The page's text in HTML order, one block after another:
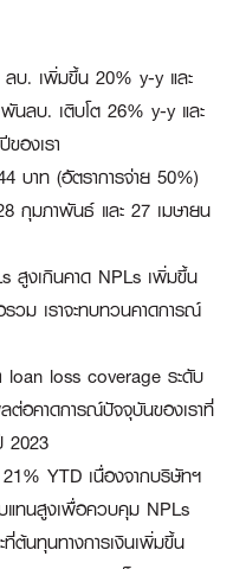
ลบ. เพิ่มขึ้น 20% y-y และ
ลบ. เติบโต 26% y-y และ
องเรา
บาท (อัตราการจ่าย 50%)
กุมภาพันธ์ และ 27 เมษายน
สูงเกินคาด NPLs เพิ่มขึ้น
ม เราจะทบทวนคาดการณ์
loan loss coverage ระดับ
อคาดการณ์ปัจจุบันของเราที่
2023
YTD เนื่องจากบริษัทฯ
แทนสูงเพื่อควบคุม NPLs
นทุนทางการเงินเพิ่มขึ้น